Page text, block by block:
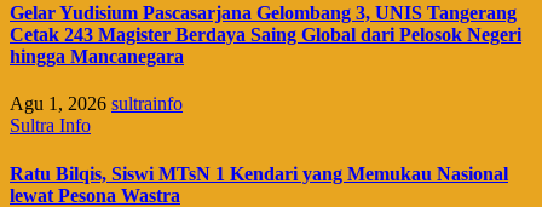
Gelar Yudisium Pascasarjana Gelombang 3, UNIS Tangerang
Cetak 243 Magister Berdaya Saing Global dari Pelosok Negeri
hingga Mancanegara
Agu 1, 2026 sultrainfo
Sultra Info
Ratu Bilqis, Siswi MTsN 1 Kendari yang Memukau Nasional
lewat Pesona Wastra